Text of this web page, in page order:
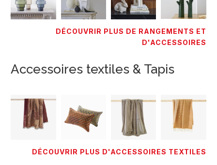
DÉCOUVRIR PLUS DE RANGEMENTS ET
D'ACCESSOIRES
Accessoires textiles & Tapis
DÉCOUVRIR PLUS D'ACCESSOIRES TEXTILES